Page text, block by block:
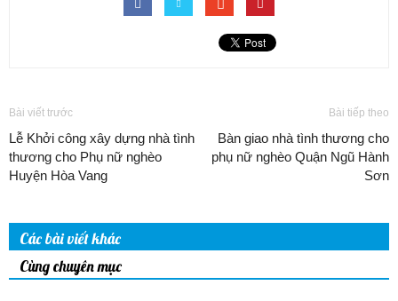
Bài viết trước
Lễ Khởi công xây dựng nhà tình
thương cho Phụ nữ nghèo
Huyện Hòa Vang
Bài tiếp theo
Bàn giao nhà tình thương cho
phụ nữ nghèo Quận Ngũ Hành
Sơn
Các bài viết khác
Cùng chuyên mục